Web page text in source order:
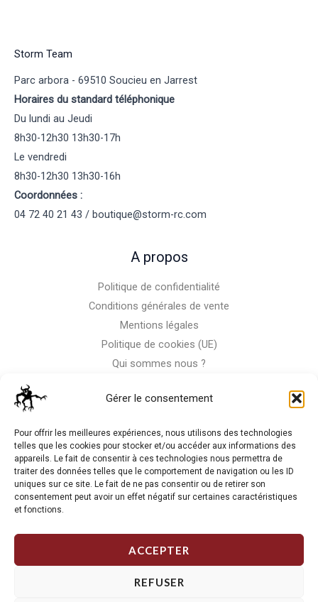
Gérer le consentement
Pour offrir les meilleures expériences, nous utilisons des technologies
telles que les cookies pour stocker et/ou accéder aux informations des
appareils. Le fait de consentir à ces technologies nous permettra de
traiter des données telles que le comportement de navigation ou les ID
uniques sur ce site. Le fait de ne pas consentir ou de retirer son
consentement peut avoir un effet négatif sur certaines caractéristiques
et fonctions.
ACCEPTER
REFUSER
Storm Team
Parc arbora - 69510 Soucieu en Jarrest
Horaires du standard téléphonique
Du lundi au Jeudi
8h30-12h30 13h30-17h
Le vendredi
8h30-12h30 13h30-16h
Coordonnées :
04 72 40 21 43 / boutique@storm-rc.com
A propos
Politique de confidentialité
Conditions générales de vente
Mentions légales
Politique de cookies (UE)
Qui sommes nous ?
La RC n'est pas notre seule passion, venez visiter notre shop
de motos